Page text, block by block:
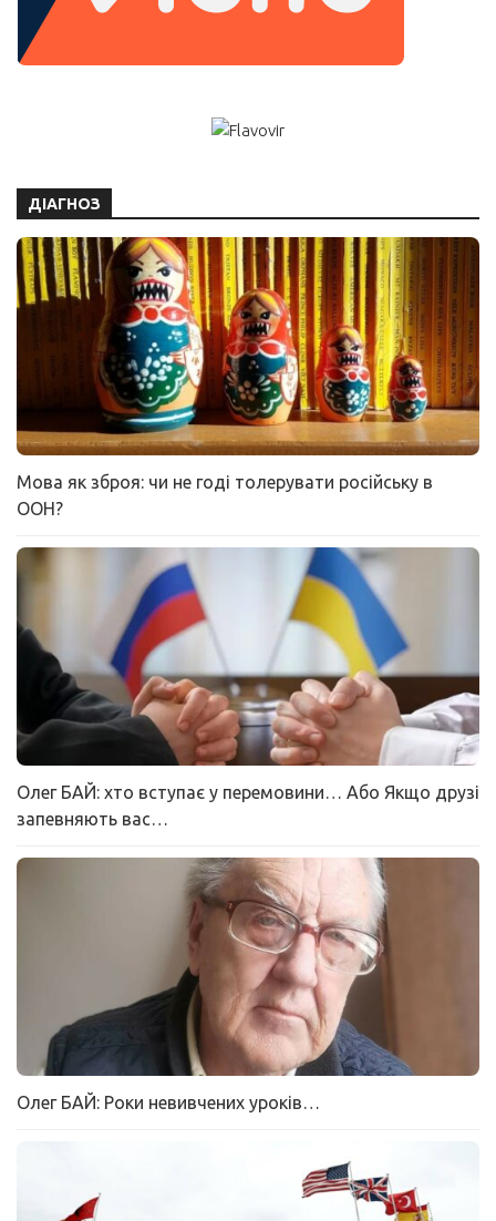
ДІАГНОЗ
Мова як зброя: чи не годі толерувати російську в
ООН?
Олег БАЙ: хто вступає у перемовини… Або Якщо друзі
запевняють вас…
Олег БАЙ: Роки невивчених уроків…